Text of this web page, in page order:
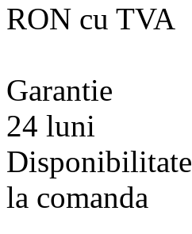
RON cu TVA
Garantie
24 luni
Disponibilitate
la comanda